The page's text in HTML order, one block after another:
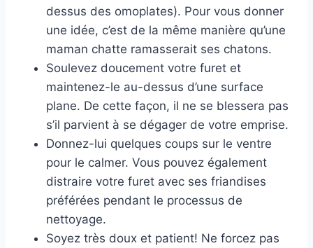
dessus des omoplates). Pour vous donner
une idée, c’est de la même manière qu’une
maman chatte ramasserait ses chatons.
Soulevez doucement votre furet et
maintenez-le au-dessus d’une surface
plane. De cette façon, il ne se blessera pas
s’il parvient à se dégager de votre emprise.
Donnez-lui quelques coups sur le ventre
pour le calmer. Vous pouvez également
distraire votre furet avec ses friandises
préférées pendant le processus de
nettoyage.
Soyez très doux et patient! Ne forcez pas